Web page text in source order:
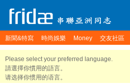
新聞&特寫 時尚娛樂 Money 交友社區
Please select your preferred language.
請選擇你慣用的語言。
请选择你惯用的语言。